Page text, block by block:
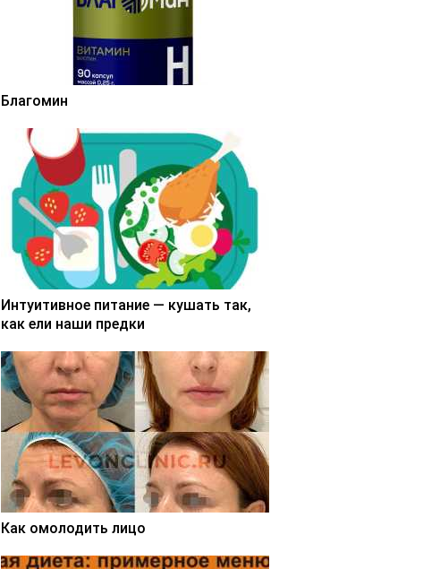
Благомин
Интуитивное питание — кушать так,
как ели наши предки
Как омолодить лицо